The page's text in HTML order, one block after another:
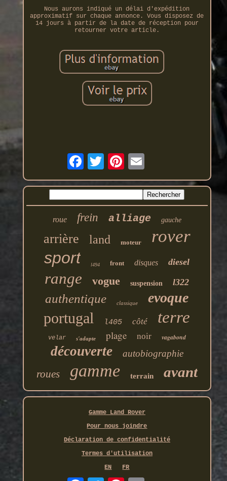
Nous aurons indiqué un délai d'expédition
approximatif sur chaque annonce. Vous disposez de
14 jours à partir de la date de réception pour
retourner votre article.
roue frein alliage gauche
arrière land moteur rover
sport l494 front disques diesel
range vogue suspension l322
authentique classique evoque
portugal l405 côté terre
velar s'adapte plage noir vagabond
découverte autobiographie
roues gamme terrain avant
Gamme Land Rover
Pour nous joindre
Déclaration de confidentialité
Termes d'utilisation
EN
FR